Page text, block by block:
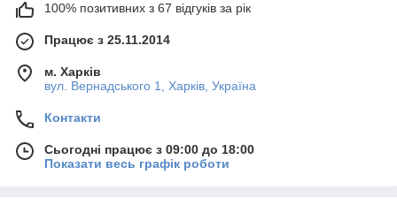
100% позитивних з 67 відгуків за рік
Працює з 25.11.2014
м. Харків
вул. Вернадського 1, Харків, Україна
Контакти
Сьогодні працює з 09:00 до 18:00
Показати весь графік роботи